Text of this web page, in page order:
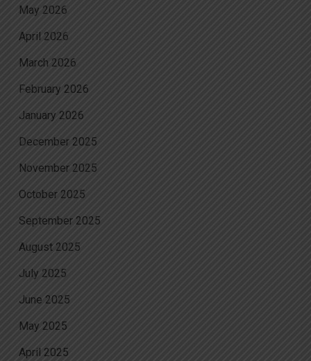
May 2026
April 2026
March 2026
February 2026
January 2026
December 2025
November 2025
October 2025
September 2025
August 2025
July 2025
June 2025
May 2025
April 2025